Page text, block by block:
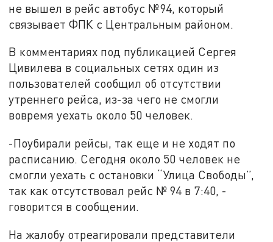
не вышел в рейс автобус №94, который
связывает ФПК с Центральным районом.
В комментариях под публикацией Сергея
Цивилева в социальных сетях один из
пользователей сообщил об отсутствии
утреннего рейса, из-за чего не смогли
вовремя уехать около 50 человек.
-Поубирали рейсы, так еще и не ходят по
расписанию. Сегодня около 50 человек не
смогли уехать с остановки “Улица Свободы”,
так как отсутствовал рейс № 94 в 7:40, -
говорится в сообщении.
На жалобу отреагировали представители